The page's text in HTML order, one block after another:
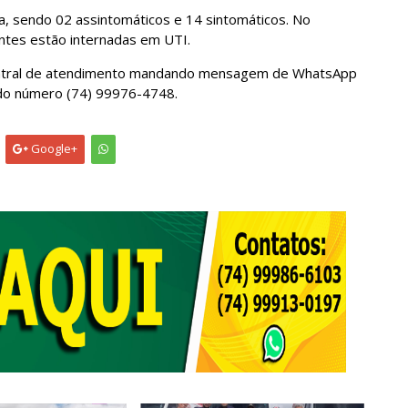
sendo 02 assintomáticos e 14 sintomáticos. No
estão internadas em UTI.
de atendimento mandando mensagem de WhatsApp
número (74) 99976-4748.
Google+